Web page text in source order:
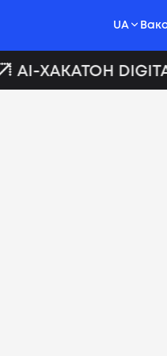
UA
AI-ХАКАТОН DIGITAL